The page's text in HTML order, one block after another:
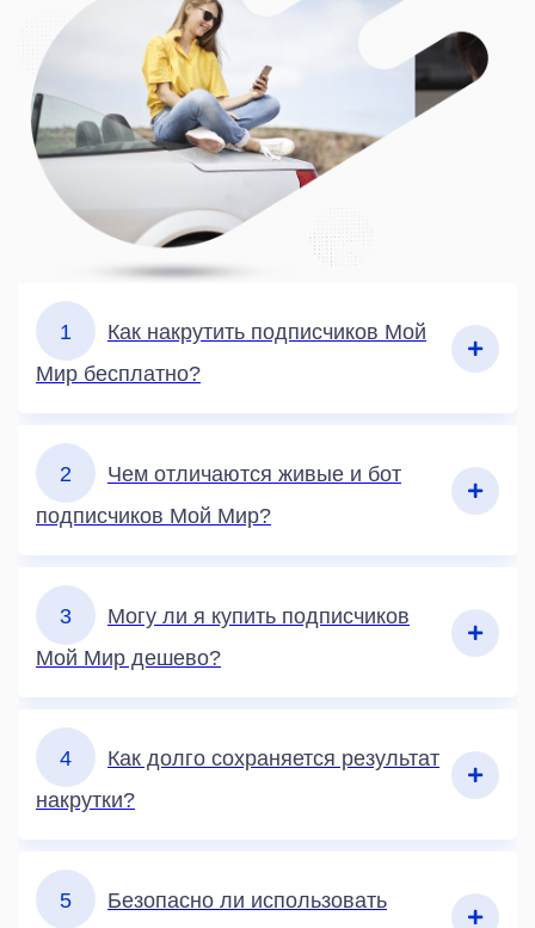
1
Как накрутить подписчиков Мой
Мир бесплатно?
2
Чем отличаются живые и бот
подписчиков Мой Мир?
3
Могу ли я купить подписчиков
Мой Мир дешево?
4
Как долго сохраняется результат
накрутки?
5
Безопасно ли использовать